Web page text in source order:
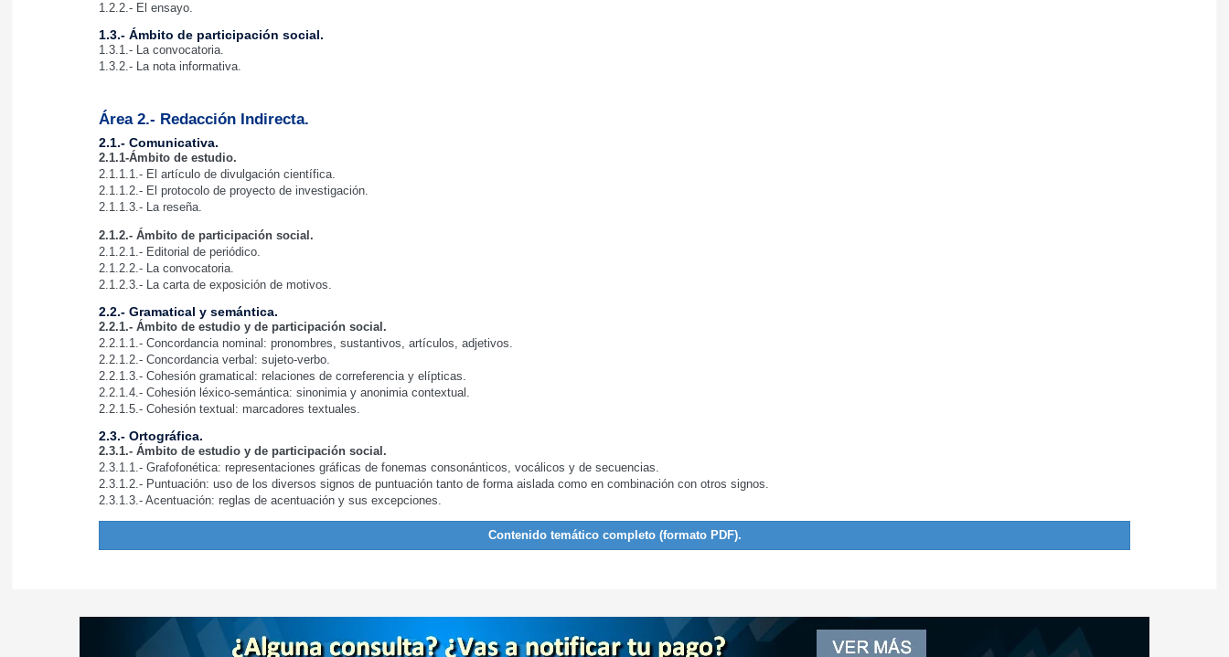
1.2.2.- El ensayo.
1.3.- Ámbito de participación social.
1.3.1.- La convocatoria.
1.3.2.- La nota informativa.
Área 2.- Redacción Indirecta.
2.1.- Comunicativa.
2.1.1-Ámbito de estudio.
2.1.1.1.- El artículo de divulgación científica.
2.1.1.2.- El protocolo de proyecto de investigación.
2.1.1.3.- La reseña.
2.1.2.- Ámbito de participación social.
2.1.2.1.- Editorial de periódico.
2.1.2.2.- La convocatoria.
2.1.2.3.- La carta de exposición de motivos.
2.2.- Gramatical y semántica.
2.2.1.- Ámbito de estudio y de participación social.
2.2.1.1.- Concordancia nominal: pronombres, sustantivos, artículos, adjetivos.
2.2.1.2.- Concordancia verbal: sujeto-verbo.
2.2.1.3.- Cohesión gramatical: relaciones de correferencia y elípticas.
2.2.1.4.- Cohesión léxico-semántica: sinonimia y anonimia contextual.
2.2.1.5.- Cohesión textual: marcadores textuales.
2.3.- Ortográfica.
2.3.1.- Ámbito de estudio y de participación social.
2.3.1.1.- Grafofonética: representaciones gráficas de fonemas consonánticos, vocálicos y de secuencias.
2.3.1.2.- Puntuación: uso de los diversos signos de puntuación tanto de forma aislada como en combinación con otros signos.
2.3.1.3.- Acentuación: reglas de acentuación y sus excepciones.
Contenido temático completo (formato PDF).